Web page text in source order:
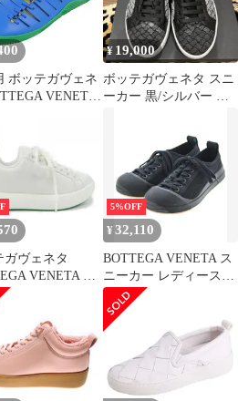
ボッテガヴェネ
VENETA
ー ローカット シ
レディース
相当) ブルー/イ
/グリーン
¥ 19,000
ボッテガヴェネタ スニ
ーカー 黒/シルバー メ
ガヴェネタ
VENETA ス
5%OFF
¥32,110
BOTTEGA VENETA ス
ニーカー レディース
【古着】【中古】【送
料無料】